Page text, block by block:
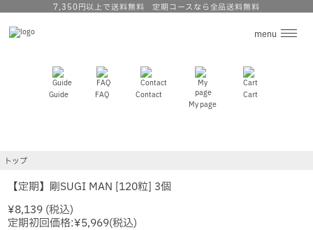
7,350円以上で送料無料 定期コースなら全品送料無料
menu
Guide FAQ
Contact
My page
Cart
私たちの考え方
和漢のいろは
ニュース
トップ
【定期】剛SUGI MAN [120粒] 3個
¥8,139 (税込)
定期初回価格:¥5,969(税込)